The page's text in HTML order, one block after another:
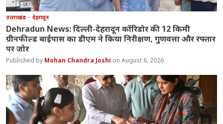
उत्तराखंड देहरादून
Dehradun News: दिल्ली-देहरादून कॉरिडोर की 12 किमी
ग्रीनफील्ड बाईपास का डीएम ने किया निरीक्षण, गुणवत्ता और रफ्तार
पर जोर
Mohan Chandra Joshi August 6, 2026